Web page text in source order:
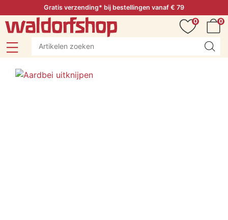
Gratis verzending* bij bestellingen vanaf € 79
0
0